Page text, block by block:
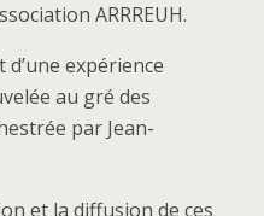
ARRREUH.
expérience
au gré des
par Jean-
et la diffusion de ces